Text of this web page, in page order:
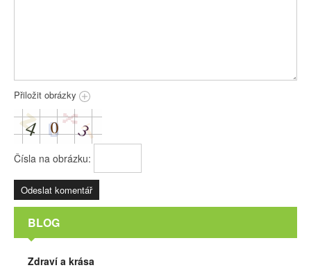
Přiložit obrázky
Čísla na obrázku:
BLOG
Zdraví a krása